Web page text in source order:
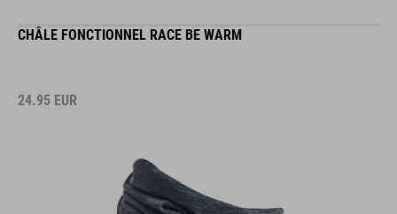
CHÂLE FONCTIONNEL RACE BE WARM
24.95 EUR